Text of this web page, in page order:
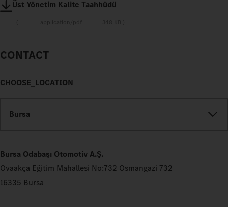
Üst Yönetim Kalite Taahhüdü
CONTACT
CHOOSE_LOCATION
Bursa
Bursa Odabaşı Otomotiv A.Ş.
Ovaakça Eğitim Mahallesi No:732 Osmangazi 732
16335 Bursa